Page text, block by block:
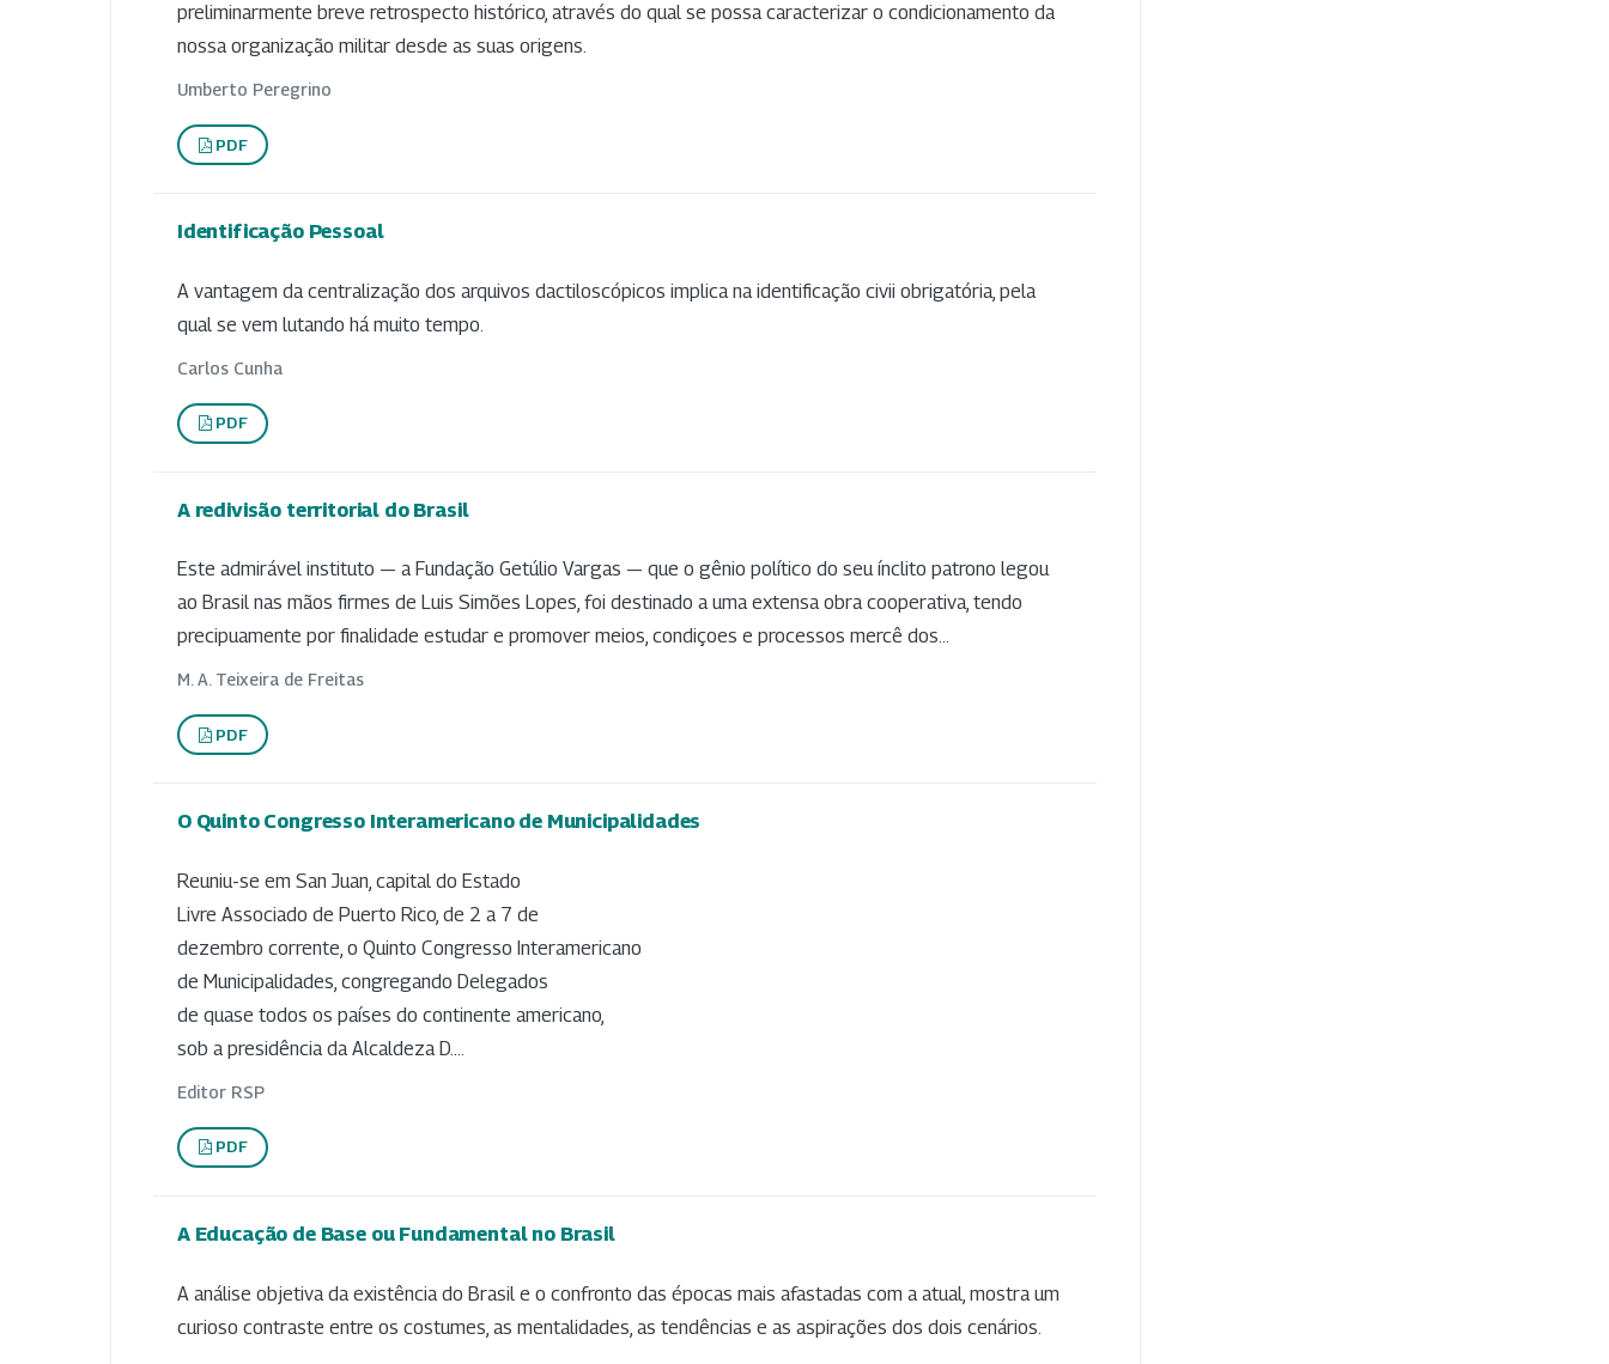
preliminarmente breve retrospecto histórico, através do qual se possa caracterizar o condicionamento da
nossa organização militar desde as suas origens.
Umberto Peregrino
PDF
Identificação Pessoal
A vantagem da centralização dos arquivos dactiloscópicos implica na identificação civii obrigatória, pela
qual se vem lutando há muito tempo.
Carlos Cunha
PDF
A redivisão territorial do Brasil
Este admirável instituto — a Fundação Getúlio Vargas — que o gênio político do seu ínclito patrono legou
ao Brasil nas mãos firmes de Luis Simões Lopes, foi destinado a uma extensa obra cooperativa, tendo
precipuamente por finalidade estudar e promover meios, condiçoes e processos mercê dos...
M. A. Teixeira de Freitas
PDF
O Quinto Congresso Interamericano de Municipalidades
Reuniu-se em San Juan, capital do Estado
Livre Associado de Puerto Rico, de 2 a 7 de
dezembro corrente, o Quinto Congresso Interamericano
de Municipalidades, congregando Delegados
de quase todos os países do continente americano,
sob a presidência da Alcaldeza D....
Editor RSP
PDF
A Educação de Base ou Fundamental no Brasil
A análise objetiva da existência do Brasil e o confronto das épocas mais afastadas com a atual, mostra um
curioso contraste entre os costumes, as mentalidades, as tendências e as aspirações dos dois cenários.